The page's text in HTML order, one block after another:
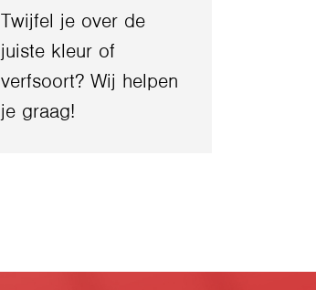
Twijfel je over de
juiste kleur of
verfsoort? Wij helpen
je graag!